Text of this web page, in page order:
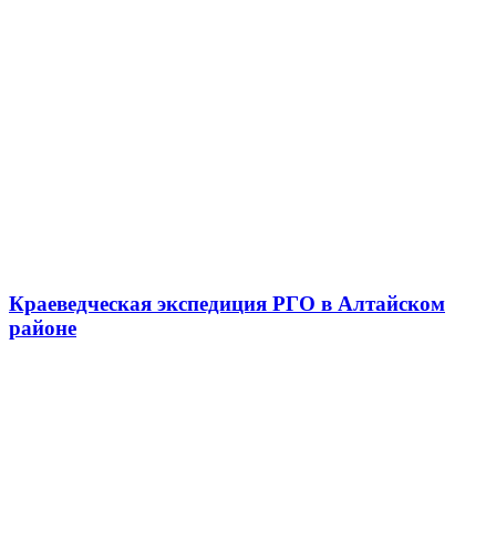
Краеведческая экспедиция РГО в Алтайском
районе